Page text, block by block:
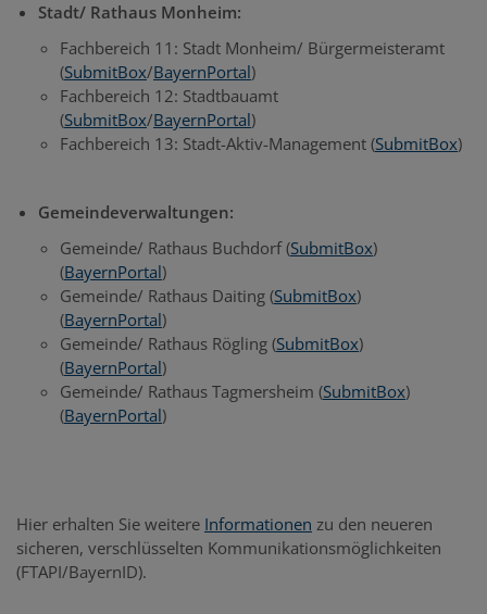
Stadt/ Rathaus Monheim:
Fachbereich 11: Stadt Monheim/ Bürgermeisteramt
(SubmitBox/BayernPortal)
Fachbereich 12: Stadtbauamt
(SubmitBox/BayernPortal)
Fachbereich 13: Stadt-Aktiv-Management (SubmitBox)
Gemeindeverwaltungen:
Gemeinde/ Rathaus Buchdorf (SubmitBox)
(BayernPortal)
Gemeinde/ Rathaus Daiting (SubmitBox)
(BayernPortal)
Gemeinde/ Rathaus Rögling (SubmitBox)
(BayernPortal)
Gemeinde/ Rathaus Tagmersheim (SubmitBox)
(BayernPortal)
Hier erhalten Sie weitere Informationen zu den neueren
sicheren, verschlüsselten Kommunikationsmöglichkeiten
(FTAPI/BayernID).